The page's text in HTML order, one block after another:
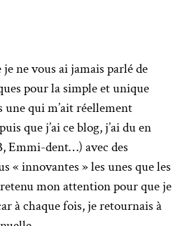
ne vous ai jamais parlé de
pour la simple et unique
une qui m’ait réellement
que j’ai ce blog, j’ai du en
Emmi-dent…) avec des
« innovantes » les unes que les
mon attention pour que je
à chaque fois, je retournais à